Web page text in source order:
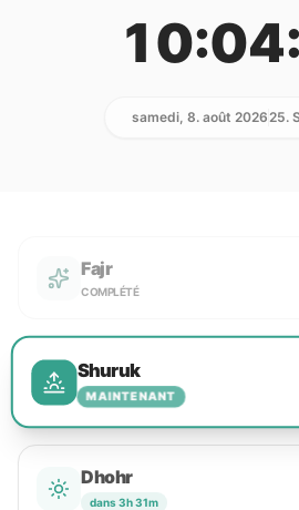
samedi, 8. août 202625.
Fajr
COMPLÉTÉ
Shuruk
MAINTENANT
Dhohr
dans 3h 31m